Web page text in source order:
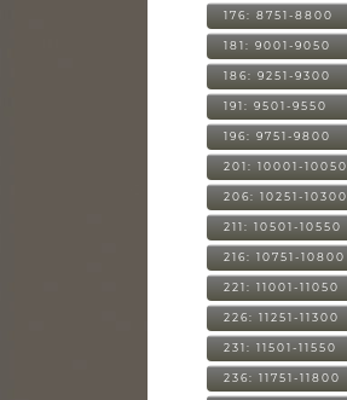
176: 8751-8800
181: 9001-9050
186: 9251-9300
191: 9501-9550
196: 9751-9800
201: 10001-10050
206: 10251-10300
211: 10501-10550
216: 10751-10800
221: 11001-11050
226: 11251-11300
231: 11501-11550
236: 11751-11800